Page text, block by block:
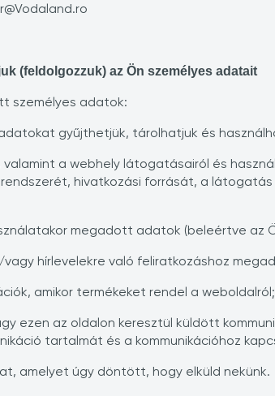
(feldolgozzuk) az Ön személyes adatait
személyes adatok:
gyűjthetjük, tárolhatjuk és
a webhely látogatásairól és
hivatkozási forrását, a
megadott adatok (beleértve az
hírlevelekre való feliratkozáshoz
amikor termékeket rendel a weboldalról;
ezen az oldalon keresztül küldött
tartalmát és a kommunikációhoz
amelyet úgy döntött, hogy elküld nekünk.